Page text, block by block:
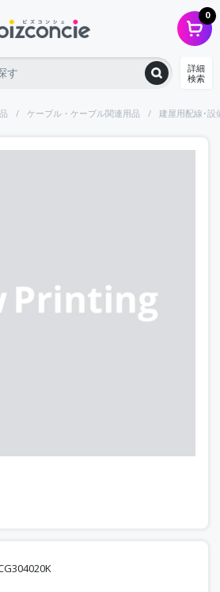
0
詳細
検索
ケーブル・ケーブル関連用品 建屋用配線･設